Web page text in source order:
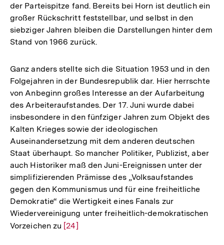
der Parteispitze fand. Bereits bei Horn ist deutlich ein
großer Rückschritt feststellbar, und selbst in den
siebziger Jahren bleiben die Darstellungen hinter dem
Stand von 1966 zurück.
Ganz anders stellte sich die Situation 1953 und in den
Folgejahren in der Bundesrepublik dar. Hier herrschte
von Anbeginn großes Interesse an der Aufarbeitung
des Arbeiteraufstandes. Der 17. Juni wurde dabei
insbesondere in den fünfziger Jahren zum Objekt des
Kalten Krieges sowie der ideologischen
Auseinandersetzung mit dem anderen deutschen
Staat überhaupt. So mancher Politiker, Publizist, aber
auch Historiker maß den Juni-Ereignissen unter der
simplifizierenden Prämisse des „Volksaufstandes
gegen den Kommunismus und für eine freiheitliche
Demokratie“ die Wertigkeit eines Fanals zur
Wiedervereinigung unter freiheitlich-demokratischen
Vorzeichen zu Zur
[24]